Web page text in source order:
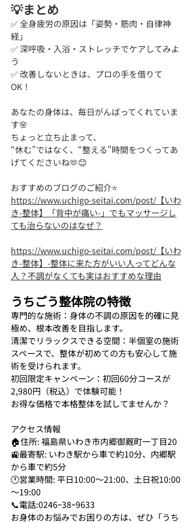
💡まとめ
✅ 全身疲労の原因は「姿勢・筋肉・自律神
経」
✅ 深呼吸・入浴・ストレッチでケアしてみよ
う
✅ 改善しないときは、プロの手を借りて
OK！
あなたの身体は、毎日がんばってくれていま
す🌸
ちょっと立ち止まって、
“休む”ではなく、“整える”時間をつくってあ
げてくださいね🫶😊
おすすめのブログのご紹介⭐
https://www.uchigo-seitai.com/post/【いわ
き-整体】「背中が痛い-」でもマッサージし
ても治らないのはなぜ？
https://www.uchigo-seitai.com/post/【いわ
き-整体】-整体に来た方がいい人ってどんな
人？不調がなくても実はおすすめな理由
うちごう整体院の特徴
専門的な施術：身体の不調の原因を的確に見
極め、根本改善を目指します。
清潔でリラックスできる空間：半個室の施術
スペースで、整体が初めての方も安心して施
術を受けられます。
初回限定キャンペーン：初回60分コースが
2,980円（税込）で体験可能！
お得な価格で本格整体を試してませんか？
アクセス情報
🏠住所: 福島県いわき市内郷御厩町一丁目20
🚉最寄駅: いわき駅から車で約10分、内郷駅
から車で約5分
🕐営業時間: 平日10:00～21:00、土日祝10:00
～19:00
📞電話:0246ｰ38ｰ9633
お身体のお悩みでお困りの方は、ぜひ「うち